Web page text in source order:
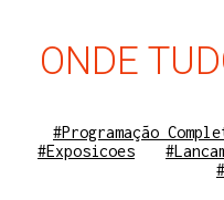
ONDE
#Programação
#Exposicoes